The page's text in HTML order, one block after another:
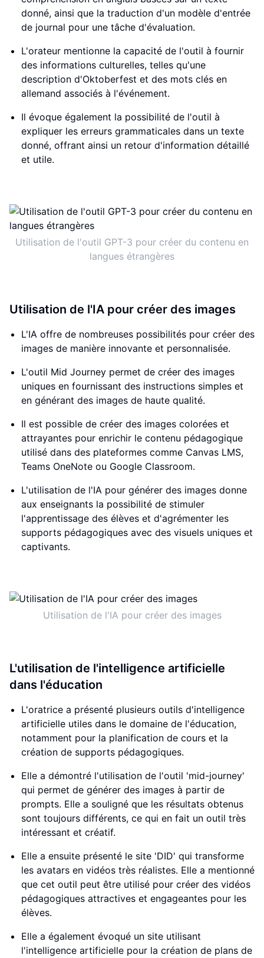
donné, ainsi que la traduction d'un modèle d'entrée
de journal pour une tâche d'évaluation.
L'orateur mentionne la capacité de l'outil à fournir
des informations culturelles, telles qu'une
description d'Oktoberfest et des mots clés en
allemand associés à l'événement.
Il évoque également la possibilité de l'outil à
expliquer les erreurs grammaticales dans un texte
donné, offrant ainsi un retour d'information détaillé
et utile.
Utilisation de l'outil GPT-3 pour créer du contenu en
langues étrangères
Utilisation de l'IA pour créer des images
L'IA offre de nombreuses possibilités pour créer des
images de manière innovante et personnalisée.
L'outil Mid Journey permet de créer des images
uniques en fournissant des instructions simples et
en générant des images de haute qualité.
Il est possible de créer des images colorées et
attrayantes pour enrichir le contenu pédagogique
utilisé dans des plateformes comme Canvas LMS,
Teams OneNote ou Google Classroom.
L'utilisation de l'IA pour générer des images donne
aux enseignants la possibilité de stimuler
l'apprentissage des élèves et d'agrémenter les
supports pédagogiques avec des visuels uniques et
captivants.
Utilisation de l'IA pour créer des images
L'utilisation de l'intelligence artificielle
dans l'éducation
L'oratrice a présenté plusieurs outils d'intelligence
artificielle utiles dans le domaine de l'éducation,
notamment pour la planification de cours et la
création de supports pédagogiques.
Elle a démontré l'utilisation de l'outil 'mid-journey'
qui permet de générer des images à partir de
prompts. Elle a souligné que les résultats obtenus
sont toujours différents, ce qui en fait un outil très
intéressant et créatif.
Elle a ensuite présenté le site 'DID' qui transforme
les avatars en vidéos très réalistes. Elle a mentionné
que cet outil peut être utilisé pour créer des vidéos
pédagogiques attractives et engageantes pour les
élèves.
Elle a également évoqué un site utilisant
l'intelligence artificielle pour la création de plans de